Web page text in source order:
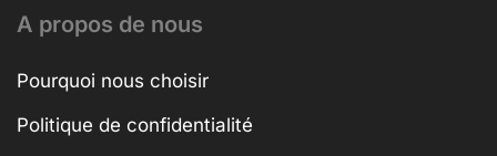
A propos de nous
Pourquoi nous choisir
Politique de confidentialité